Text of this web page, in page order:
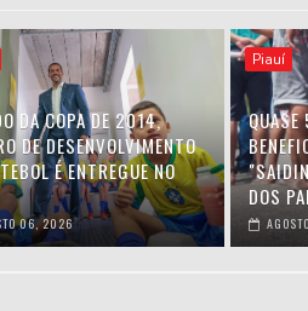
DA COPA DE 2014,
DE DESENVOLVIMENTO
É ENTREGUE NO
06, 2026
Piauí
QUASE
DOS